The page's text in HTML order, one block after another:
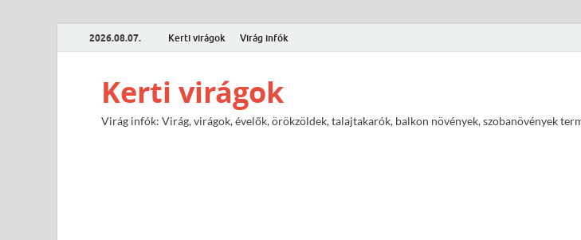
2026.08.07. Kerti virágok Virág infók
Kerti virágok
Virág infók: Virág, virágok, évelők, örökzöldek, talajtakarók, balkon növények, szobanövények